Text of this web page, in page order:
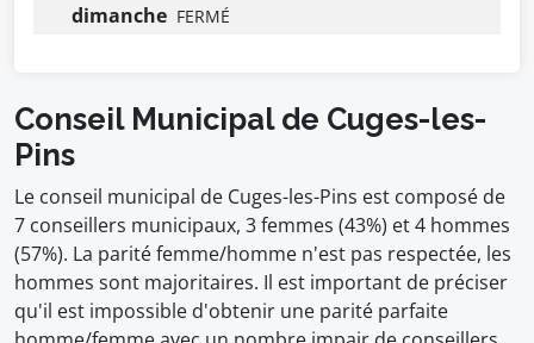
dimanche FERMÉ
Conseil Municipal de Cuges-les-
Pins
Le conseil municipal de Cuges-les-Pins est composé de
7 conseillers municipaux, 3 femmes (43%) et 4 hommes
(57%). La parité femme/homme n'est pas respectée, les
hommes sont majoritaires. Il est important de préciser
qu'il est impossible d'obtenir une parité parfaite